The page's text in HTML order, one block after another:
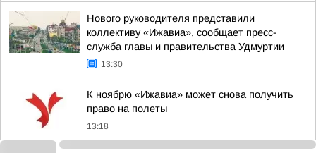
Нового руководителя представили
коллективу «Ижавиа», сообщает пресс-
служба главы и правительства Удмуртии
13:30
К ноябрю «Ижавиа» может снова получить
право на полеты
13:18